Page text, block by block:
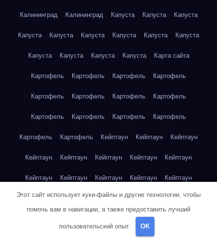
Калининград Калининград Капуста Капуста Капуста
Капуста Капуста Капуста Капуста Капуста Капуста
Капуста Капуста Капуста Капуста Карта сайта
Картофель Картофель Картофель Картофель
Картофель Картофель Картофель Картофель
Картофель Картофель Картофель Картофель
Картофель Картофель Кейптаун Кейптаун Кейптаун
Кейптаун Кейптаун Кейптаун Кейптаун Кейптаун
Кейптаун Кейптаун Кейптаун Кейптаун Кейптаун
Кейптаун Кейптаун Кейптаун Кейптаун Кейптаун
Клубника
Красноярск
Этот сайт использует куки-файлы и другие технологии, чтобы
помочь вам в навигации, а также предоставить лучший
пользовательский опыт. OK